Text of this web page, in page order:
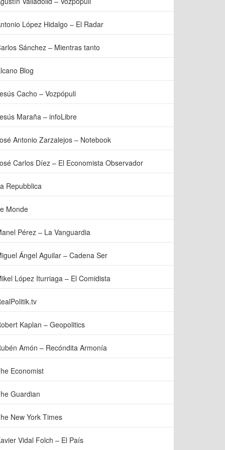
López Hidalgo – El Radar
Sánchez – Mientras tanto
Blog
Cacho – Vozpópuli
Maraña – infoLibre
Antonio Zarzalejos – Notebook
Carlos Díez – El Economista Observador
Repubblica
Monde
Pérez – La Vanguardia
Ángel Aguilar – Cadena Ser
López Iturriaga – El Comidista
Kaplan – Geopolitics
Amón – Recóndita Armonía
Economist
Guardian
New York Times
Vidal Folch – El País